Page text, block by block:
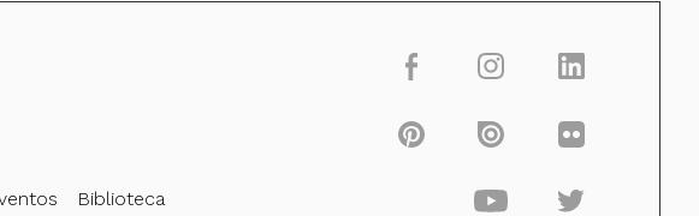
Biblioteca